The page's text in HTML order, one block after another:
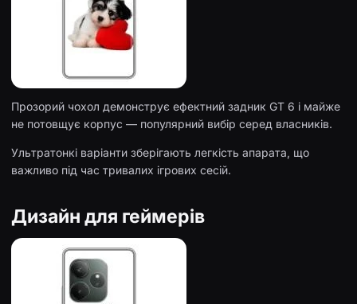
Прозорий чохол демонструє ефектний задник GT 6 і майже
не потовщує корпус — популярний вибір серед власників.
Ультратонкі варіанти зберігають легкість апарата, що
важливо під час тривалих ігрових сесій.
Дизайн для геймерів